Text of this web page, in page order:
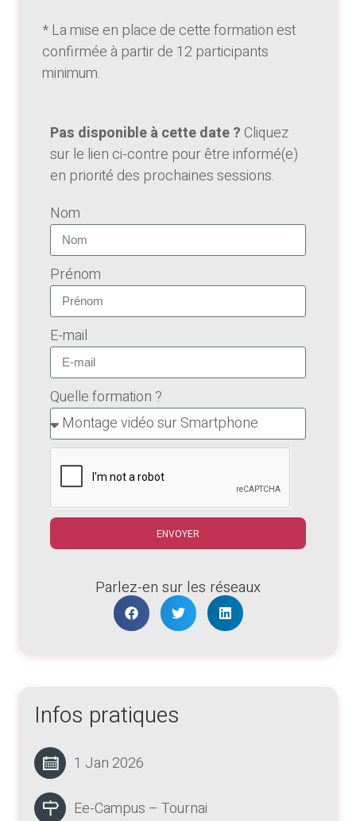
* La mise en place de cette formation est
confirmée à partir de 12 participants
minimum.
Pas disponible à cette date ?Cliquez
sur le lien ci-contre pour être informé(e)
en priorité des prochaines sessions.
Nom
Prénom
E-mail
Quelle formation ?
ENVOYER
Parlez-en sur les réseaux
Infos pratiques
1 Jan 2026
Ee-Campus – Tournai